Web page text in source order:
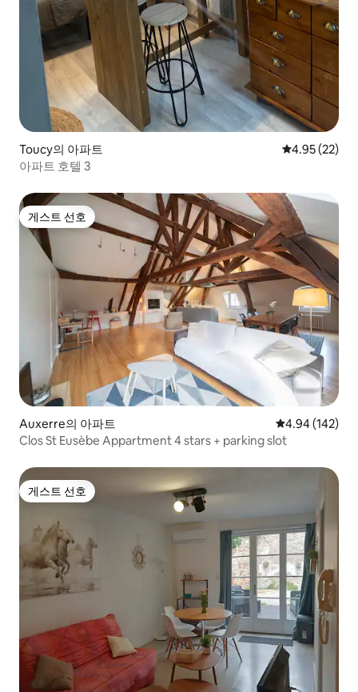
Toucy의 아파트 평점 4.95점(5
4.95 (22)
아파트 호텔 3
게스트 선호
게스트 선호
Auxerre의 아파트 평점 4.94점(5
4.94 (142)
Clos St Eusèbe Appartment 4 stars + parking slot
게스트 선호
게스트 선호